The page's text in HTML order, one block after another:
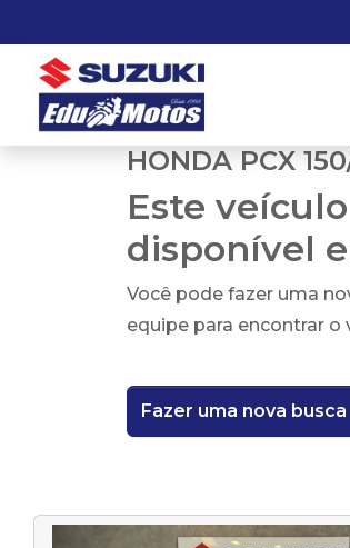
HONDA PCX
Este
disponível
Você pode fazer uma
equipe para encontrar o
Fazer uma nova busca